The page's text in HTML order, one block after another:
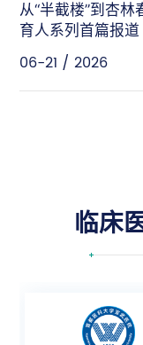
新华社：坚守人民
医智慧
06-18 / 2026
临床